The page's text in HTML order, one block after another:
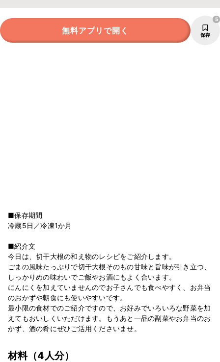
無料アプリで開く 保存
5
■保存期間
冷蔵5日／冷凍1か月
■紹介文
今日は、切干大根の和え物のレシピをご紹介します。
ごまの風味たっぷりで切干大根そのもの甘味と旨味が引き立つ、
しっかりめの味わいでご飯やお酒にもよく合います。
にんにくを加えていませんのでお子さんでも食べやすく、お弁当
のおかずや朝食にも使いやすいです。
最小限の食材でのご紹介ですので、お好みでいろいろな野菜を加
えてもおいしくいただけます。もうあと一品の副菜やお弁当のお
かず、酒の肴にぜひご活用くださいませ。
材料（4人分）